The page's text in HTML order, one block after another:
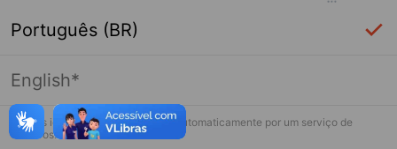
Português (BR)
English*
* Esses idiomas serão traduzidos automaticamente por um serviço de
terceiros.